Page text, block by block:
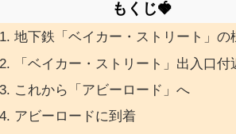
もくじ🍓
地下鉄「ベイカー・ストリート」の
「ベイカー・ストリート」出入口付
これから「アビーロード」へ
アビーロードに到着